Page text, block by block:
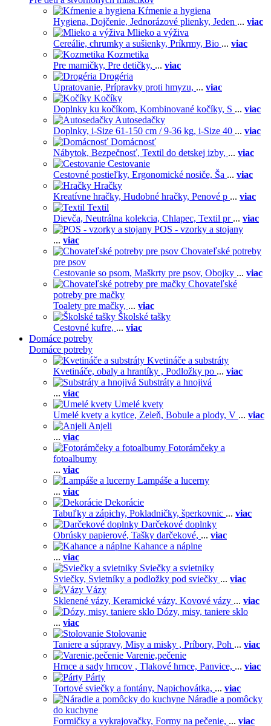
Kŕmenie a hygiena
Hygiena, Dojčenie, Jednorázové plienky, Jeden ... viac
Mlieko a výživa
Cereálie, chrumky a sušienky, Príkrmy, Bio ... viac
Kozmetika
Pre mamičky, Pre detičky, ... viac
Drogéria
Upratovanie, Prípravky proti hmyzu, ... viac
Kočíky
Doplnky ku kočíkom, Kombinované kočíky, S ... viac
Autosedačky
Doplnky, i-Size 61-150 cm / 9-36 kg, i-Size 40 ... viac
Domácnosť
Nábytok, Bezpečnosť, Textil do detskej izby, ... viac
Cestovanie
Cestovné postieľky, Ergonomické nosiče, Ša ... viac
Hračky
Kreatívne hračky, Hudobné hračky, Penové p ... viac
Textil
Dievča, Neutrálna kolekcia, Chlapec, Textil pr ... viac
POS - vzorky a stojany
... viac
Chovateľské potreby
pre psov
Cestovanie so psom, Maškrty pre psov, Obojky ... viac
Chovateľské
potreby pre mačky
Toalety pre mačky, ... viac
Školské tašky
Cestovné kufre, ... viac
Domáce potreby
Domáce potreby
Kvetináče a substráty
Kvetináče, obaly a hrantíky , Podložky po ... viac
Substráty a hnojivá
... viac
Umelé kvety
Umelé kvety a kytice, Zeleň, Bobule a plody, V ... viac
Anjeli
... viac
Fotorámčeky a
fotoalbumy
... viac
Lampáše a lucerny
... viac
Dekorácie
Tabuľky a zápichy, Pokladničky, šperkovnic ... viac
Darčekové doplnky
Obrúsky papierové, Tašky darčekové, ... viac
Kahance a náplne
... viac
Sviečky a svietniky
Sviečky, Svietníky a podložky pod sviečky ... viac
Vázy
Sklenené vázy, Keramické vázy, Kovové vázy ... viac
Dózy, misy, taniere sklo
... viac
Stolovanie
Taniere a súpravy, Misy a misky , Príbory, Poh ... viac
Varenie,pečenie
Hrnce a sady hrncov , Tlakové hrnce, Panvice, ... viac
Párty
Tortové sviečky a fontány, Napichovátka, ... viac
Náradie a pomôcky
do kuchyne
Formičky a vykrajovačky, Formy na pečenie, ... viac